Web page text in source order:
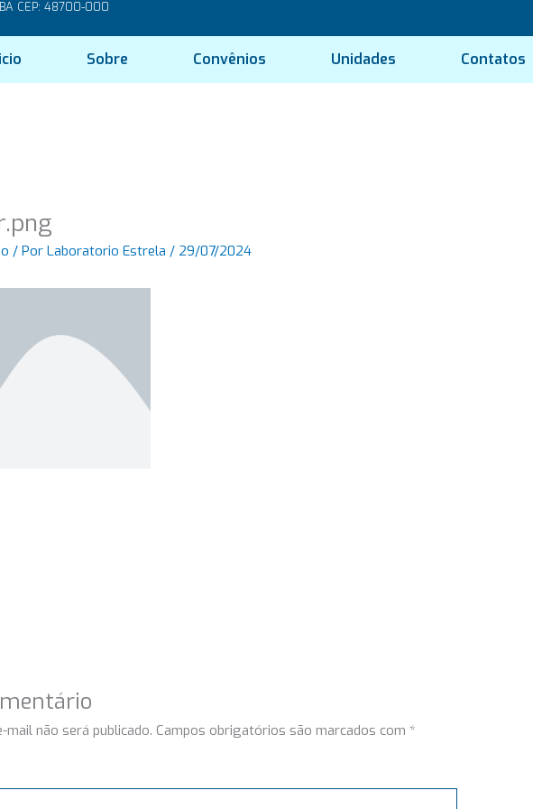
CEP: 48700-000
Sobre Convênios Unidades Contatos
/ PorLaboratorio Estrela/ 29/07/2024
mail não será publicado. Campos obrigatórios são marcados com *